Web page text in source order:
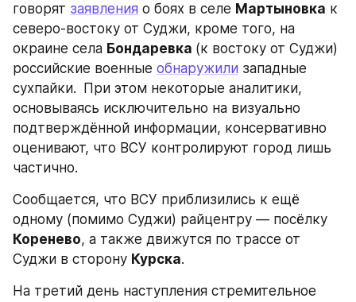
говорят заявления о боях в селе Мартыновка к
северо-востоку от Суджи, кроме того, на
окраине села Бондаревка (к востоку от Суджи)
российские военные обнаружили западные
сухпайки.
При этом некоторые аналитики,
основываясь исключительно на визуально
подтверждённой информации, консервативно
оценивают, что ВСУ контролируют город лишь
частично.
Сообщается, что ВСУ приблизились к ещё
Коренево, а также движутся по трассе от
Суджи в сторону Курска.
На третий день наступления стремительное